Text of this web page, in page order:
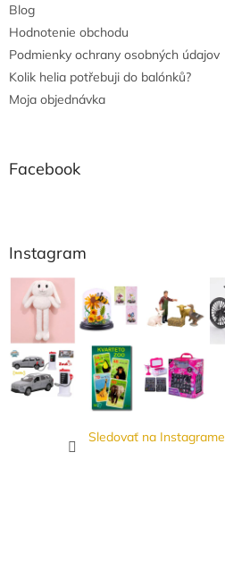
Blog
Hodnotenie obchodu
Podmienky ochrany osobných údajov
Kolik helia potřebuji do balónků?
Moja objednávka
Facebook
Instagram
Sledovať na Instagrame